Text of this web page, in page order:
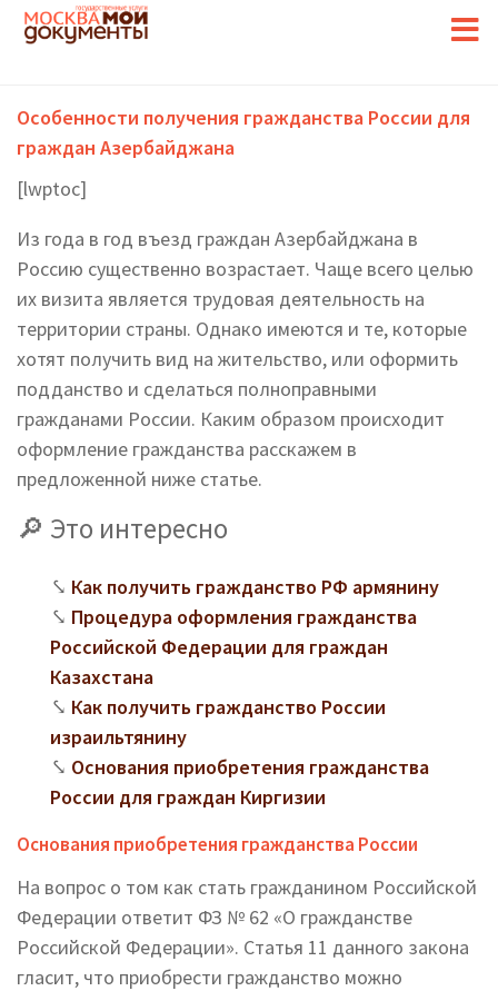
Особенности получения гражданства России для
граждан Азербайджана
[lwptoc]
Из года в год въезд граждан Азербайджана в
Россию существенно возрастает. Чаще всего целью
их визита является трудовая деятельность на
территории страны. Однако имеются и те, которые
хотят получить вид на жительство, или оформить
подданство и сделаться полноправными
гражданами России. Каким образом происходит
оформление гражданства расскажем в
предложенной ниже статье.
Это интересно
Как получить гражданство РФ армянину
Процедура оформления гражданства
Российской Федерации для граждан
Казахстана
Как получить гражданство России
израильтянину
Основания приобретения гражданства
России для граждан Киргизии
Основания приобретения гражданства России
На вопрос о том как стать гражданином Российской
Федерации ответит ФЗ № 62 «О гражданстве
Российской Федерации». Статья 11 данного закона
гласит, что приобрести гражданство можно